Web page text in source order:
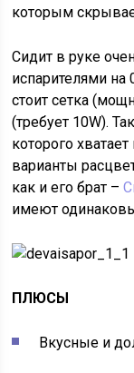
которым
Сидит в руке
испарителями на
стоит сетка
(требует 10W).
которого
варианты
как и его брат –
имеют
ПЛЮСЫ
Вкусные и